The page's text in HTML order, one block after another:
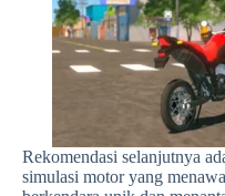
Rekomendasi selanjutnya
simulasi motor yang